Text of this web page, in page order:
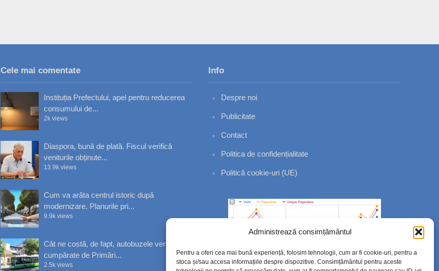
Administrează consimțământul
Pentru a oferi cea mai bună experiență, folosim tehnologii, cum ar fi cookie-uri, pentru a
stoca și/sau accesa informațiile despre dispozitive. Consimțământul pentru aceste
Cele mai comentate
Instituția Prefectului, apel pentru reducerea
consumului de...
2k views
Diaspora, bună de plată. Fiscul verifică
veniturile obținute...
13.9k views
Cum va arăta centrul istoric după
modernizare. Planurile pri...
9.9k views
Cât ne costă, de fapt, autobuzele verzi
cumpărate de Primări...
2.5k views
Info
Despre noi
Publicitate
Contact
Politica de confidențialitate
Politică cookie-uri (UE)